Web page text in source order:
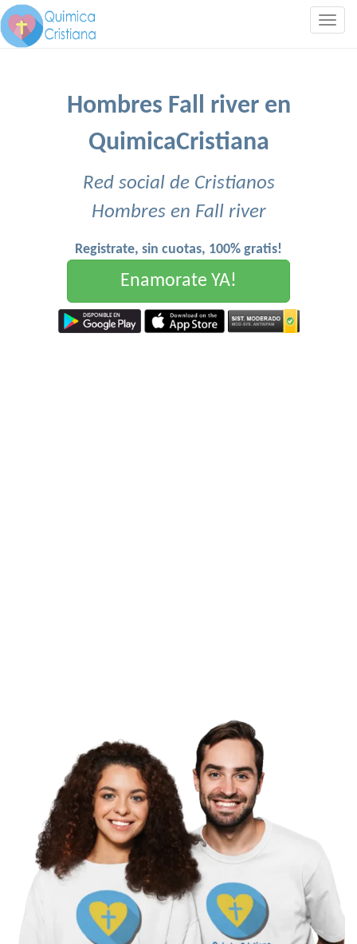
Hombres Fall river en
QuimicaCristiana
Red social de Cristianos
Hombres en Fall river
Registrate, sin cuotas, 100% gratis!
Enamorate YA!